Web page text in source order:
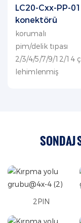
LC20-Cxx-PP-
konektörü
korumalı
pim/delik tıpası
2/3/4/5/7/9/12/14
lehimlenmiş
SONDAJ
2PIN